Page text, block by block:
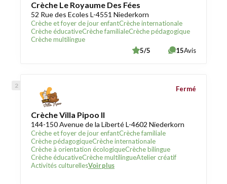
Crèche Le Royaume Des Fées
52 Rue des Ecoles L-4551 Niederkorn
Crèche et foyer de jour enfantCrèche internationale
Crèche éducativeCrèche familialeCrèche pédagogique
Crèche multilingue
5/5 15Avis
Crèche Villa Pipoo II
144-150 Avenue de la Liberté L-4602 Niederkorn
Crèche et foyer de jour enfantCrèche familiale
Crèche pédagogiqueCrèche internationale
Crèche à orientation écologiqueCrèche bilingue
Crèche éducativeCrèche multilingueAtelier créatif
Activités culturellesVoir plus
Fermé